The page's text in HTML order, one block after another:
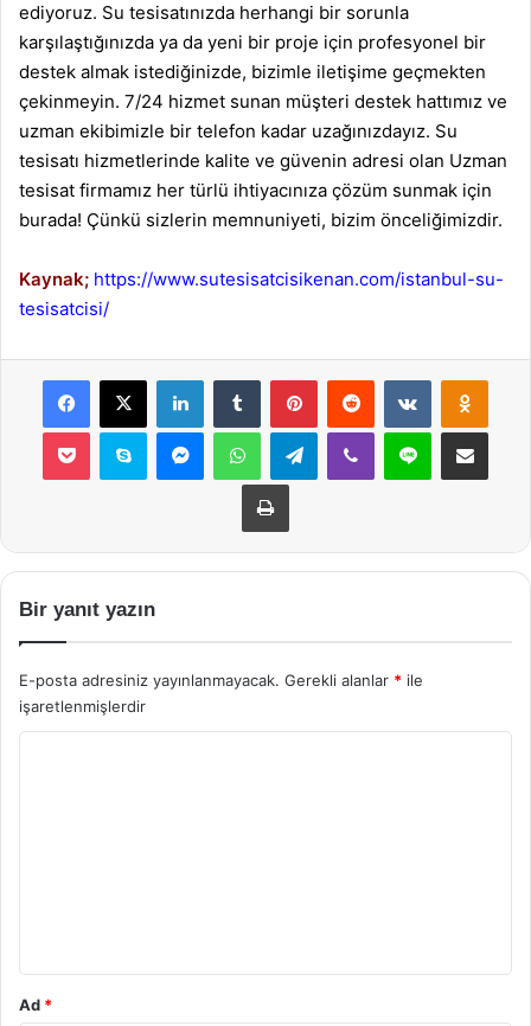
ediyoruz. Su tesisatınızda herhangi bir sorunla
karşılaştığınızda ya da yeni bir proje için profesyonel bir
destek almak istediğinizde, bizimle iletişime geçmekten
çekinmeyin. 7/24 hizmet sunan müşteri destek hattımız ve
uzman ekibimizle bir telefon kadar uzağınızdayız. Su
tesisatı hizmetlerinde kalite ve güvenin adresi olan Uzman
tesisat firmamız her türlü ihtiyacınıza çözüm sunmak için
burada! Çünkü sizlerin memnuniyeti, bizim önceliğimizdir.
Kaynak; https://www.sutesisatcisikenan.com/istanbul-su-
tesisatcisi/
Facebook
X LinkedInTumblr PinterestReddit VKontakte
Pocket Skype MessengerWhatsAppTelegramViber Line E-Posta ile
Yazdır
Bir yanıt yazın
E-posta adresiniz yayınlanmayacak. Gerekli alanlar * ile
işaretlenmişlerdir
Ad *